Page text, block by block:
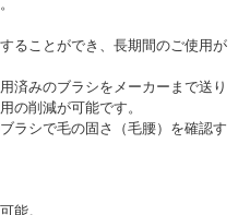
ることができ、長期間のご使用が
済みのブラシをメーカーまで送り
の削減が可能です。
ラシで毛の固さ（毛腰）を確認す
能。